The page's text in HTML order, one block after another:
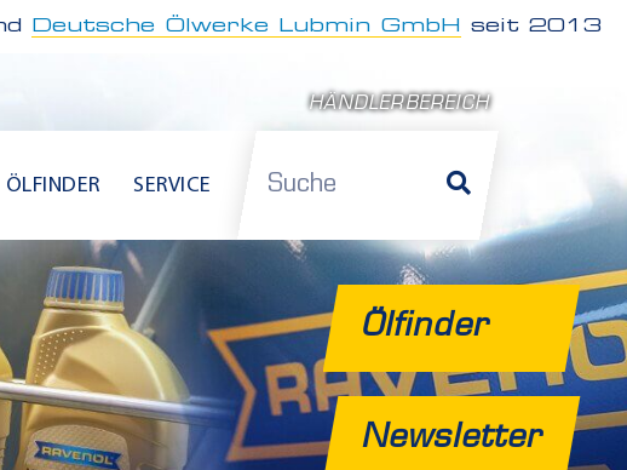
Deutsche Ölwerke Lubmin GmbH seit 2013
HÄNDLERBEREICH
ÖLFINDER SERVICE
Ölfinder
Newsletter